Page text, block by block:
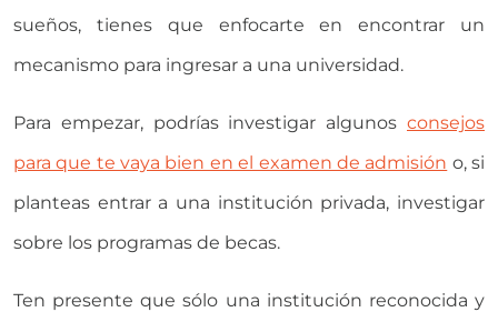
sueños, tienes que enfocarte en encontrar un
mecanismo para ingresar a una universidad.
Para empezar, podrías investigar algunos consejos
para que te vaya bien en el examen de admisión o, si
planteas entrar a una institución privada, investigar
sobre los programas de becas.
Ten presente que sólo una institución reconocida y